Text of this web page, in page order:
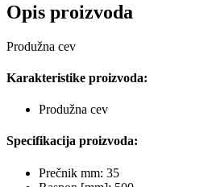
Opis proizvoda
Produžna cev
Karakteristike proizvoda:
Produžna cev
Specifikacija proizvoda:
Prečnik mm: 35